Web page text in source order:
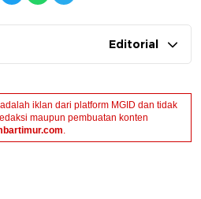
Editorial
iklan dari platform MGID dan tidak
maupun pembuatan konten